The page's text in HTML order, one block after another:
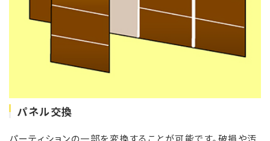
パネル交換
パーティションの一部を変換することが可能です。破損や汚